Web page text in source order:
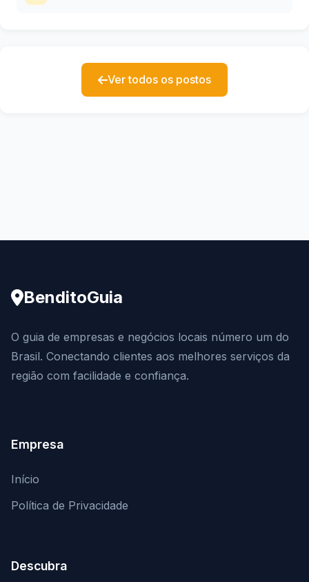
Ver todos os postos
BenditoGuia
O guia de empresas e negócios locais número um do
Brasil. Conectando clientes aos melhores serviços da
região com facilidade e confiança.
Empresa
Início
Política de Privacidade
Descubra